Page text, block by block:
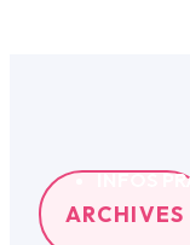
INFOS
ARCHIVES